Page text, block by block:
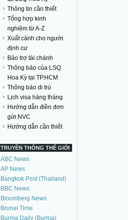
Thông tin cần thiết
Tổng hợp kinh
nghiệm từ A-Z
Xuất cảnh cho người
định cư
Bảo trợ tài chánh
Thông báo của LSQ
Hoa Kỳ tại TP.HCM
Thông báo di trú
Lịch visa hàng tháng
Hướng dẫn điền đơn
gửi NVC
Hướng dẫn cần thiết
TRUYỀN THÔNG THẾ GIỚI
ABC News
AP News
Bangkok Post (Thailand)
BBC News
Bloomberg News
Brunei Time
Burma Daily (Burma)